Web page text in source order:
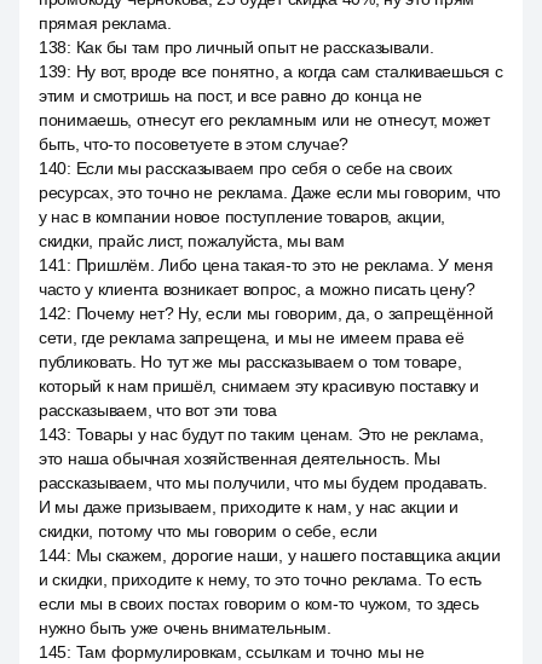
прямая реклама.
138: Как бы там про личный опыт не рассказывали.
139: Ну вот, вроде все понятно, а когда сам сталкиваешься с
этим и смотришь на пост, и все равно до конца не
понимаешь, отнесут его рекламным или не отнесут, может
быть, что-то посоветуете в этом случае?
140: Если мы рассказываем про себя о себе на своих
ресурсах, это точно не реклама. Даже если мы говорим, что
у нас в компании новое поступление товаров, акции,
скидки, прайс лист, пожалуйста, мы вам
141 : Пришлём. Либо цена такая-то это не реклама. У меня
часто у клиента возникает вопрос, а можно писать цену?
142: Почему нет? Ну, если мы говорим, да, о запрещённой
сети, где реклама запрещена, и мы не имеем права её
публиковать. Но тут же мы рассказываем о том товаре,
который к нам пришёл, снимаем эту красивую поставку и
рассказываем, что вот эти това
143: Товары у нас будут по таким ценам. Это не реклама,
это наша обычная хозяйственная деятельность. Мы
рассказываем, что мы получили, что мы будем продавать.
И мы даже призываем, приходите к нам, у нас акции и
скидки, потому что мы говорим о себе, если
144: Мы скажем, дорогие наши, у нашего поставщика акции
и скидки, приходите к нему, то это точно реклама. То есть
если мы в своих постах говорим о ком-то чужом, то здесь
нужно быть уже очень внимательным.
145: Там формулировкам, ссылкам и точно мы не